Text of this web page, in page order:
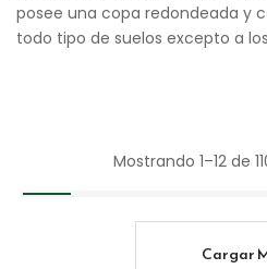
posee una copa redondeada y
todo tipo de suelos excepto a
Mostrando 1–12 de
Cargar